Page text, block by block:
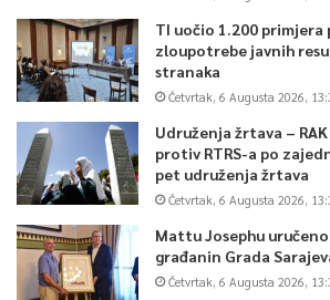
TI uočio 1.200
zloupotrebe javnih
stranaka
Četvrtak, 6 Augusta 2026,
Udruženja žrtava –
protiv RTRS-a po
pet udruženja žrtava
Četvrtak, 6 Augusta 2026,
Mattu Josephu
građanin Grada
Četvrtak, 6 Augusta 2026,